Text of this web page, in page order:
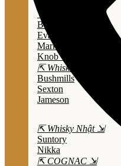
Wild Turkey
Bulleit Bourbon
Evan Williams
Marker's Mark
Knob Creek
⇱ Whiskey Ailen ⇲
Bushmills
Sexton
Jameson
⇱ Whisky Nhật ⇲
Suntory
Nikka
⇱ COGNAC ⇲